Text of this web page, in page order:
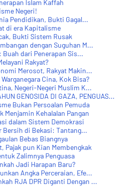
Islam Kaffah
Negeri!
Pendidikan, Bukti Gagal...
di era Kapitalisme
Bukti Sistem Rusak
dengan Suguhan M...
dari Penerapan Sis...
Rakyat?
Merosot, Rakyat Makin...
Cina, Kok Bisa?
Negeri-Negeri Muslim K...
GENOSIDA DI GAZA, PENGUAS...
Bukan Persoalan Pemuda
Kehalalan Pangan
dalam Sistem Demokrasi
Bersih di Bekasi: Tantang...
Bebas Biangnya
Pajak pun Kian Membengkak
Zalimnya Penguasa
Jadi Harapan Baru?
Angka Perceraian, Efe...
RJA DPR Diganti Dengan ...